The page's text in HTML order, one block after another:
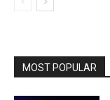
MOST POPULAR